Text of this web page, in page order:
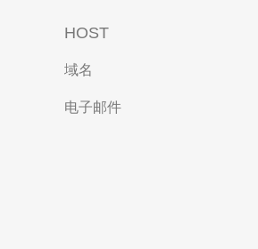
HOST
域名
电子邮件